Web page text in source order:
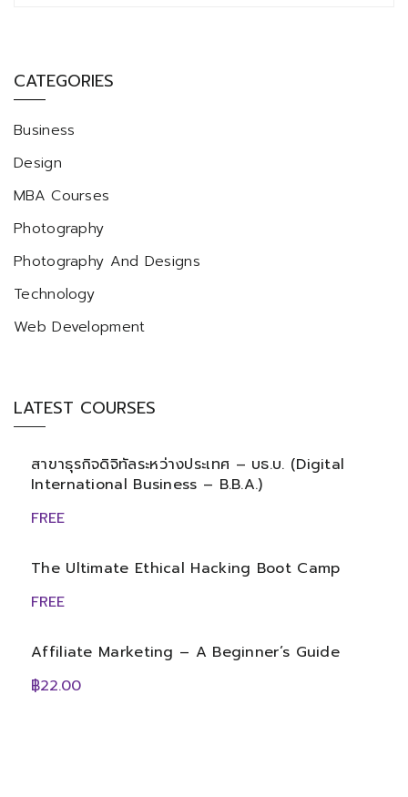
CATEGORIES
Business
Design
MBA Courses
Photography
Photography And Designs
Technology
Web Development
LATEST COURSES
สาขาธุรกิจดิจิทัลระหว่างประเทศ – บธ.บ. (Digital
International Business – B.B.A.)
FREE
The Ultimate Ethical Hacking Boot Camp
FREE
Affiliate Marketing – A Beginner’s Guide
฿22.00